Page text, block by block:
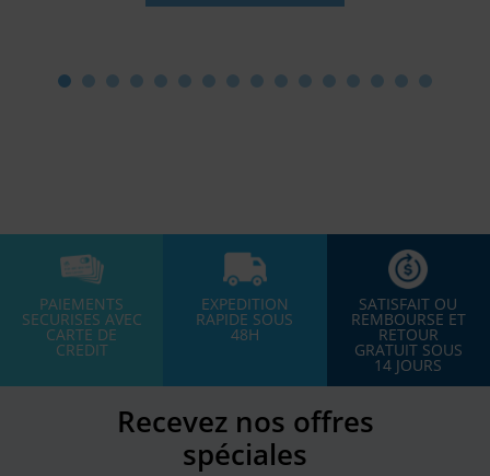
PAIEMENTS
SECURISES AVEC
CARTE DE
CREDIT
EXPEDITION
RAPIDE SOUS
48H
SATISFAIT OU
REMBOURSE ET
RETOUR
GRATUIT SOUS
14 JOURS
Recevez nos offres
spéciales